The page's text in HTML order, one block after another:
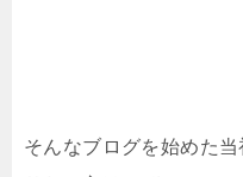
そんなブログを始めた